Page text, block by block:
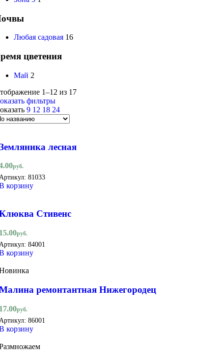
Любая садовая 16
цветения
Май 2
1–12 из 17
фильтры
9 12 18 24
лесная
руб.
81033
корзину
Стивенс
руб.
84001
корзину
ремонтантная Нижегородец
руб.
86001
корзину